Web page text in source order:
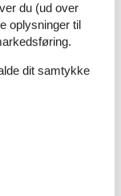
kongegrave
med hajer,
hvor
du (ud over
oplysninger til
dit samtykke